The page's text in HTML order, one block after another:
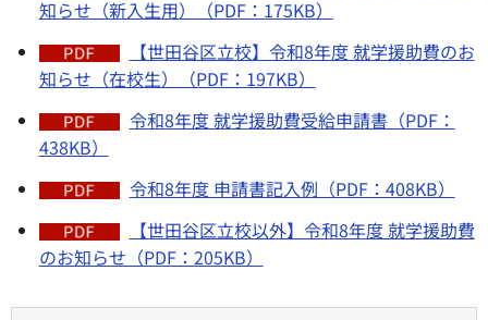
知らせ（新入生用）（PDF：175KB）
【世田谷区立校】令和8年度 就学援助費のお
知らせ（在校生）（PDF：197KB）
令和8年度 就学援助費受給申請書（PDF：
438KB）
令和8年度 申請書記入例（PDF：408KB）
【世田谷区立校以外】令和8年度 就学援助費
のお知らせ（PDF：205KB）